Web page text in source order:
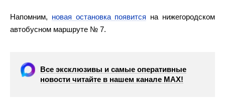
Напомним, новая остановка появится на нижегородском
автобусном маршруте № 7.
Все эксклюзивы и самые оперативные
новости читайте в нашем канале МАХ!